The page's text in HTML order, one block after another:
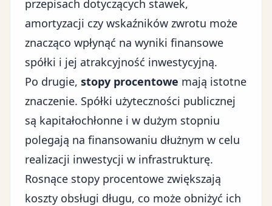
przepisach dotyczących stawek,
amortyzacji czy wskaźników zwrotu może
znacząco wpłynąć na wyniki finansowe
spółki i jej atrakcyjność inwestycyjną.
Po drugie, stopy procentowe mają istotne
znaczenie. Spółki użyteczności publicznej
są kapitałochłonne i w dużym stopniu
polegają na finansowaniu dłużnym w celu
realizacji inwestycji w infrastrukturę.
Rosnące stopy procentowe zwiększają
koszty obsługi długu, co może obniżyć ich